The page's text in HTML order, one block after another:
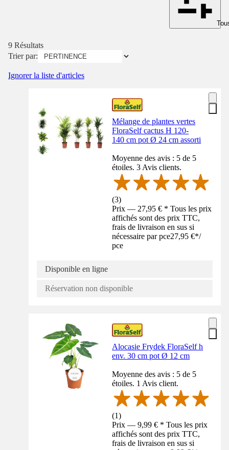
9 Résultats
Trier par:
Ignorer la liste d'articles
Mélange de plantes vertes
FloraSelf cactus H 120-
140 cm pot Ø 24 cm assorti
Moyenne des avis : 5 de 5
étoiles. 3 Avis clients.
(3)
Prix — 27,95 € * Tous les prix
affichés sont des prix TTC,
frais de livraison en sus si
nécessaire par pce27,95 €*/
pce
Disponible en ligne
Réservation non disponible
Alocasie Frydek FloraSelf h
env. 30 cm pot Ø 12 cm
Moyenne des avis : 5 de 5
étoiles. 1 Avis client.
(1)
Prix — 9,99 € * Tous les prix
affichés sont des prix TTC,
frais de livraison en sus si